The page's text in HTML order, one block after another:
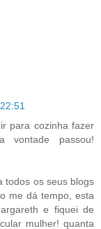
para cozinha fazer
passou!
todos os seus blogs
me dá tempo, esta
e fiquei de
mulher! quanta